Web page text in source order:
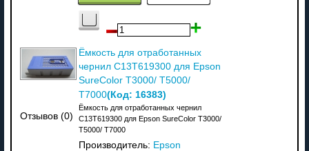
Отзывов (0)
Ёмкость для отработанных
чернил C13T619300 для Epson
SureColor T3000/ T5000/
T7000(Код: 16383)
Ёмкость для отработанных чернил
C13T619300 для Epson SureColor T3000/
T5000/ T7000
Производитель: Epson